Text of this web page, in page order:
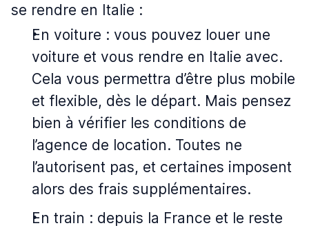
se rendre en Italie :
En voiture : vous pouvez louer une
voiture et vous rendre en Italie avec.
Cela vous permettra d’être plus mobile
et flexible, dès le départ. Mais pensez
bien à vérifier les conditions de
l’agence de location. Toutes ne
l’autorisent pas, et certaines imposent
alors des frais supplémentaires.
En train : depuis la France et le reste